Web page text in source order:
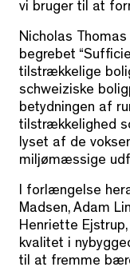
vi bruger til at
Nicholas
begrebet
tilstrækkelige
schweiziske
betydningen af
tilstrækkelighed
lyset af de
miljømæssige
I forlængelse
Madsen, Adam
Henriette
kvalitet i
til at fremme